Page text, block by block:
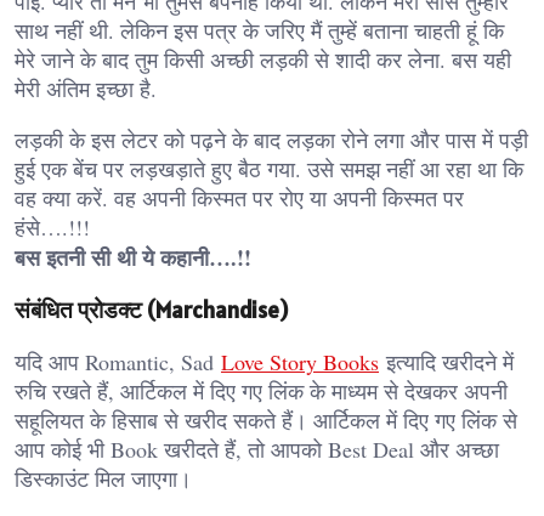
साथ नहीं थी. लेकिन इस पत्र के जरिए मैं तुम्हें बताना चाहती हूं कि
मेरे जाने के बाद तुम किसी अच्छी लड़की से शादी कर लेना. बस यही
मेरी अंतिम इच्छा है.
लड़की के इस लेटर को पढ़ने के बाद लड़का रोने लगा और पास में पड़ी
हुई एक बेंच पर लड़खड़ाते हुए बैठ गया. उसे समझ नहीं आ रहा था कि
वह क्या करें. वह अपनी किस्मत पर रोए या अपनी किस्मत पर
हंसे….!!!
बस इतनी सी थी ये कहानी….!!
संबंधित प्रोडक्ट (Marchandise)
यदि आप Romantic, Sad Love Story Books इत्यादि खरीदने में
रुचि रखते हैं, आर्टिकल में दिए गए लिंक के माध्यम से देखकर अपनी
सहूलियत के हिसाब से खरीद सकते हैं। आर्टिकल में दिए गए लिंक से
आप कोई भी Book खरीदते हैं, तो आपको Best Deal और अच्छा
डिस्काउंट मिल जाएगा।